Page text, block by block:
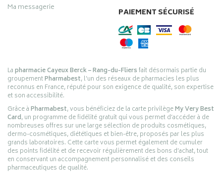
Ma messagerie
PAIEMENT SÉCURISÉ
Lapharmacie Cayeux Berck – Rang-du-Fliersfait désormais partie du
groupementPharmabest, l’un des réseaux de pharmacies les plus
reconnus en France, réputé pour son exigence de qualité, son expertise
et son accessibilité.
Grâce àPharmabest, vous bénéficiez de la carte privilègeMy Very Best
Card, un programme de fidélité gratuit qui vous permet d’accéder à de
nombreuses offres sur une large sélection de produits cosmétiques,
dermo-cosmétiques, diététiques et bien-être, proposés par les plus
grands laboratoires. Cette carte vous permet également de cumuler
des points fidélité et de recevoir régulièrement des bons d’achat, tout
en conservant un accompagnement personnalisé et des conseils
pharmaceutiques de qualité.